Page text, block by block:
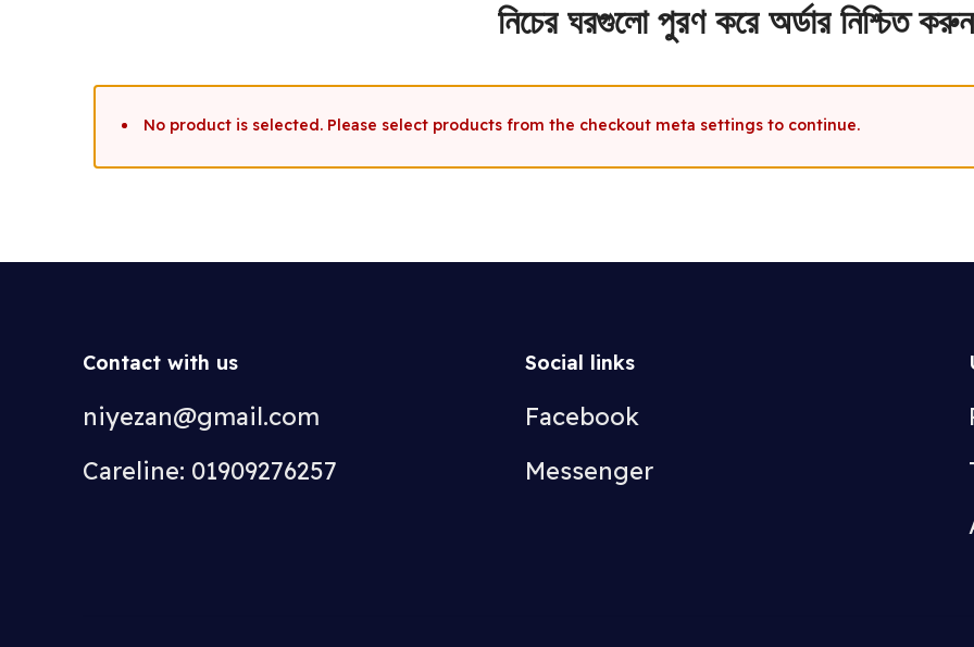
নিচের ঘরগুলো পুরণ করে অর্ডার নিশ্চিত করুন
No product is selected. Please select products from the checkout meta settings to continue.
Contact with us
niyezan@gmail.com
Careline: 01909276257
Social links
Facebook
Messenger